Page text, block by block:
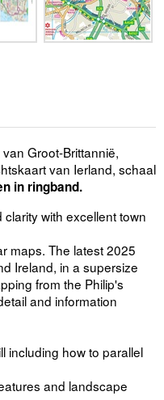
Groot-Brittannië,
van Ierland, schaal
in ringband.
with excellent town
maps. The latest 2025
Ireland, in a supersize
from the Philip's
and information
including how to parallel
and landscape